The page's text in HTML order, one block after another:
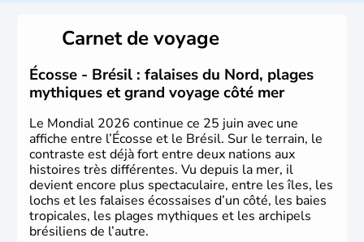
du Brésil ont été atteintes par le portugais Cabral en
1500. Durant le XVIe siècle, de très nombreux esclaves
venus d'Afrique ont permis une large exploitation des
ressources en sucre du pays.
Carnet de voyage
Écosse - Brésil : falaises du Nord, plages
mythiques et grand voyage côté mer
Le Mondial 2026 continue ce 25 juin avec une
affiche entre l’Écosse et le Brésil. Sur le terrain, le
contraste est déjà fort entre deux nations aux
histoires très différentes. Vu depuis la mer, il
devient encore plus spectaculaire, entre les îles, les
lochs et les falaises écossaises d’un côté, les baies
tropicales, les plages mythiques et les archipels
brésiliens de l’autre.